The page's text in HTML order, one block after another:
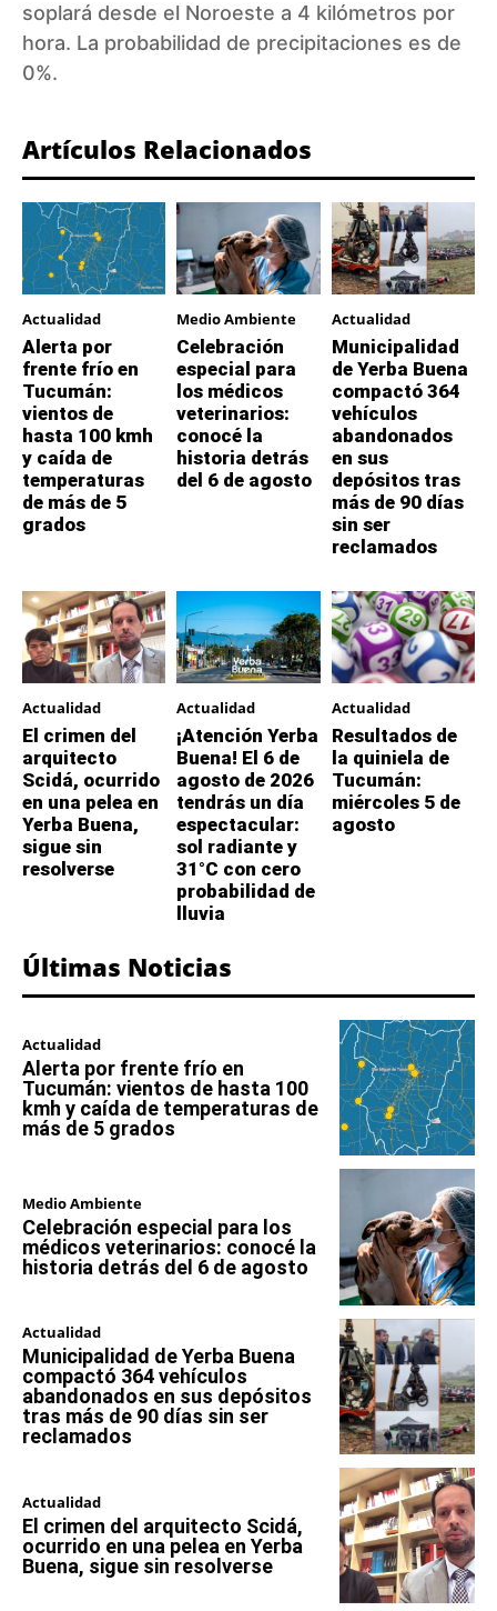
soplará desde el Noroeste a 4 kilómetros por
hora. La probabilidad de precipitaciones es de
0%.
Artículos Relacionados
Actualidad
Alerta por
frente frío en
Tucumán:
vientos de
hasta 100 kmh
y caída de
temperaturas
de más de 5
grados
Medio Ambiente
Celebración
especial para
los médicos
veterinarios:
conocé la
historia detrás
del 6 de agosto
Actualidad
Municipalidad
de Yerba Buena
compactó 364
vehículos
abandonados
en sus
depósitos tras
más de 90 días
sin ser
reclamados
Actualidad
El crimen del
arquitecto
Scidá, ocurrido
en una pelea en
Yerba Buena,
sigue sin
resolverse
Actualidad
¡Atención Yerba
Buena! El 6 de
agosto de 2026
tendrás un día
espectacular:
sol radiante y
31°C con cero
probabilidad de
lluvia
Actualidad
Resultados de
la quiniela de
Tucumán:
miércoles 5 de
agosto
Últimas Noticias
Actualidad
Alerta por frente frío en
Tucumán: vientos de hasta 100
kmh y caída de temperaturas de
más de 5 grados
Medio Ambiente
Celebración especial para los
médicos veterinarios: conocé la
historia detrás del 6 de agosto
Actualidad
Municipalidad de Yerba Buena
compactó 364 vehículos
abandonados en sus depósitos
tras más de 90 días sin ser
reclamados
Actualidad
El crimen del arquitecto Scidá,
ocurrido en una pelea en Yerba
Buena, sigue sin resolverse